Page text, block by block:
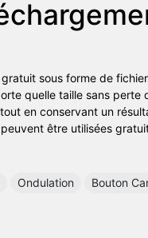
sous forme de
quelle taille sans
en conservant un
être utilisées
Ondulation Bouton